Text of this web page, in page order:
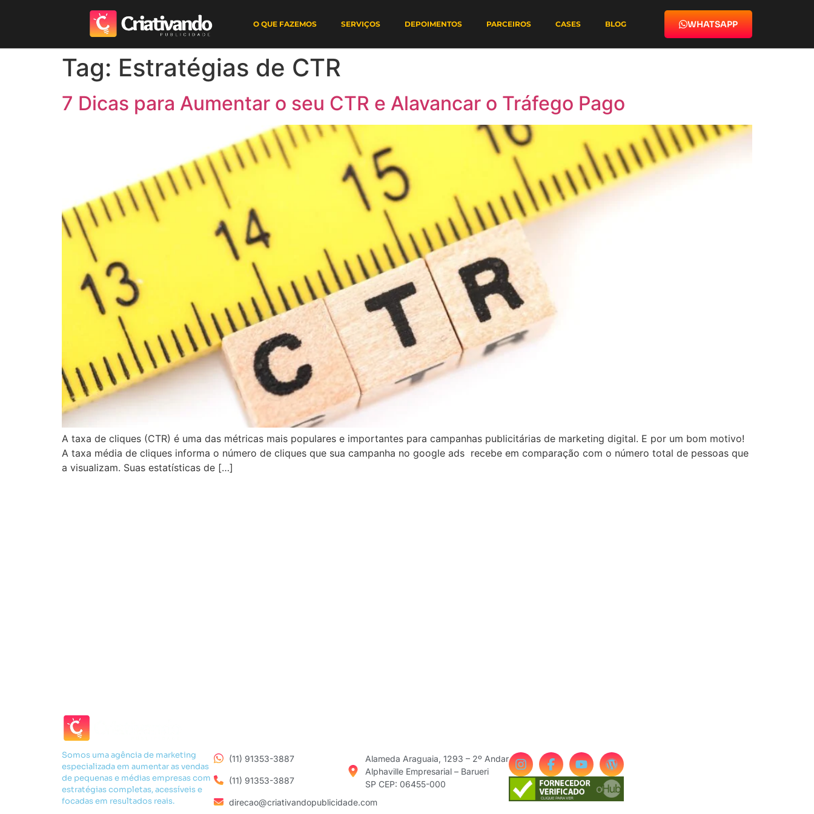
O QUE FAZEMOS SERVIÇOS DEPOIMENTOS PARCEIROS CASES BLOG WHATSAPP
Tag: Estratégias de CTR
7 Dicas para Aumentar o seu CTR e Alavancar o Tráfego Pago
A taxa de cliques (CTR) é uma das métricas mais populares e importantes para campanhas publicitárias de marketing digital. E por um bom motivo!
A taxa média de cliques informa o número de cliques que sua campanha no google ads recebe em comparação com o número total de pessoas que
a visualizam. Suas estatísticas de […]
Somos uma agência de marketing
especializada em aumentar as vendas
de pequenas e médias empresas com
estratégias completas, acessíveis e
focadas em resultados reais.
(11) 91353-3887
(11) 91353-3887
direcao@criativandopublicidade.com
Alameda Araguaia, 1293 – 2º Andar
Alphaville Empresarial – Barueri
SP CEP: 06455-000